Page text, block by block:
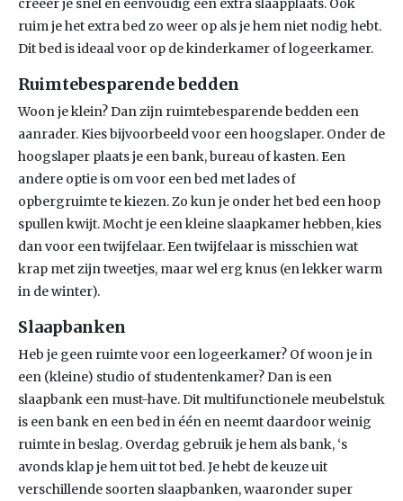
creëer je snel en eenvoudig een extra slaapplaats. Ook
ruim je het extra bed zo weer op als je hem niet nodig hebt.
Dit bed is ideaal voor op de kinderkamer of logeerkamer.
Ruimtebesparende bedden
Woon je klein? Dan zijn ruimtebesparende bedden een
aanrader. Kies bijvoorbeeld voor een hoogslaper. Onder de
hoogslaper plaats je een bank, bureau of kasten. Een
andere optie is om voor een bed met lades of
opbergruimte te kiezen. Zo kun je onder het bed een hoop
spullen kwijt. Mocht je een kleine slaapkamer hebben, kies
dan voor een twijfelaar. Een twijfelaar is misschien wat
krap met zijn tweetjes, maar wel erg knus (en lekker warm
in de winter).
Slaapbanken
Heb je geen ruimte voor een logeerkamer? Of woon je in
een (kleine) studio of studentenkamer? Dan is een
slaapbank een must-have. Dit multifunctionele meubelstuk
is een bank en een bed in één en neemt daardoor weinig
ruimte in beslag. Overdag gebruik je hem als bank, ‘s
avonds klap je hem uit tot bed. Je hebt de keuze uit
verschillende soorten slaapbanken, waaronder super